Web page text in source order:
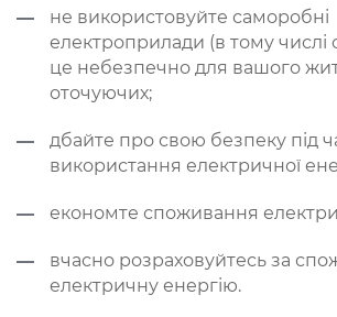
не використовуйте саморобні
електроприлади (в тому числі
це небезпечно для вашого
оточуючих;
дбайте про свою безпеку під
використання електричної
економте споживання
вчасно розраховуйтесь за
електричну енергію.